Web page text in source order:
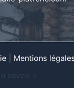
| Mentions
savoir +